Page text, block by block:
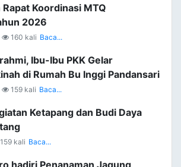
Koordinasi MTQ
2026
160 kali Baca...
Ibu-Ibu PKK Gelar
di Rumah Bu Inggi Pandansari
159 kali Baca...
Ketapang dan Budi Daya
159 kali Baca...
hadiri Penanaman Jagung